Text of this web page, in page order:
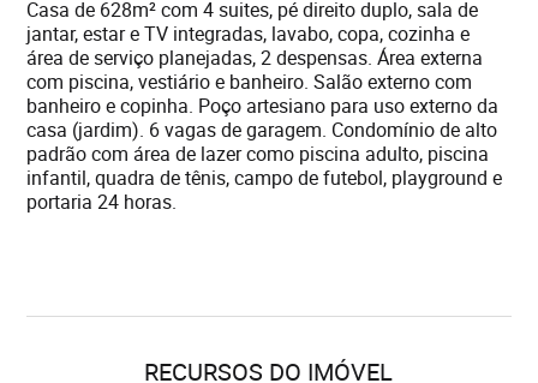
Casa de 628m² com 4 suites, pé direito duplo, sala de
jantar, estar e TV integradas, lavabo, copa, cozinha e
área de serviço planejadas, 2 despensas. Área externa
com piscina, vestiário e banheiro. Salão externo com
banheiro e copinha. Poço artesiano para uso externo da
casa (jardim). 6 vagas de garagem. Condomínio de alto
padrão com área de lazer como piscina adulto, piscina
infantil, quadra de tênis, campo de futebol, playground e
portaria 24 horas.
RECURSOS DO IMÓVEL